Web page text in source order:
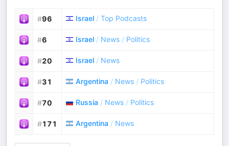
#96 Israel / Top Podcasts
#6 Israel / News / Politics
#20 Israel / News
#31 Argentina / News / Politics
#70 Russia / News / Politics
#171 Argentina / News